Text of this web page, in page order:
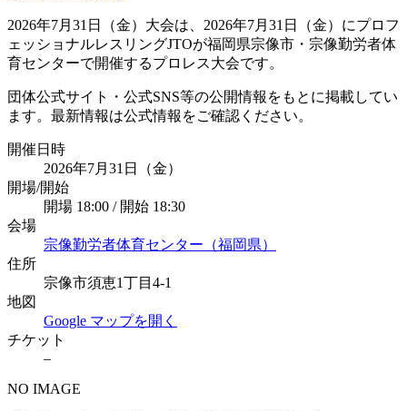
2026年7月31日（金）大会は、2026年7月31日（金）にプロフ
ェッショナルレスリングJTOが福岡県宗像市・宗像勤労者体
育センターで開催するプロレス大会です。
団体公式サイト・公式SNS等の公開情報をもとに掲載してい
ます。最新情報は公式情報をご確認ください。
開催日時
2026年7月31日（金）
開場/開始
開場 18:00 / 開始 18:30
会場
宗像勤労者体育センター（福岡県）
住所
宗像市須恵1丁目4-1
地図
Google マップを開く
チケット
–
NO IMAGE